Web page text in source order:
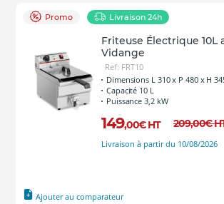
Promo Livraison 24h
Friteuse Électrique 10L
Vidange
Ref: FRT10
Dimensions L 310 x P 480 x H
Capacité 10 L
Puissance 3,2 kW
149,00€ HT 209,00€
Livraison à partir du 10/08/2026
Ajouter au comparateur